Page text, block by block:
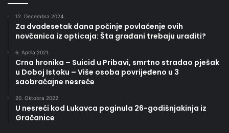
12. Decembra 2024.
Za dvadesetak dana počinje povlačenje ovih
novčanica iz opticaja: Šta građani trebaju uraditi?
6. Aprila 2021.
Crna hronika – Suicid u Pribavi, smrtno stradao pješak
u Doboj Istoku – Više osoba povrijeđeno u 3
saobraćajne nesreće
20. Oktobra 2022.
U nesreći kod Lukavca poginula 26-godišnjakinja iz
Gračanice